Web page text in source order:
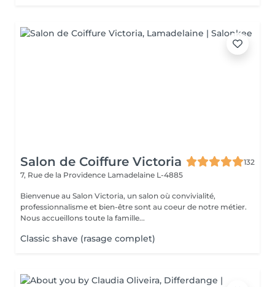
Salon de Coiffure Victoria
132
7, Rue de la Providence Lamadelaine L-4885
Bienvenue au Salon Victoria, un salon où convivialité,
professionnalisme et bien-être sont au coeur de notre métier.
Nous accueillons toute la famille...
Classic shave (rasage complet)